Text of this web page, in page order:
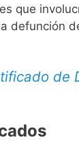
que
defunción
de